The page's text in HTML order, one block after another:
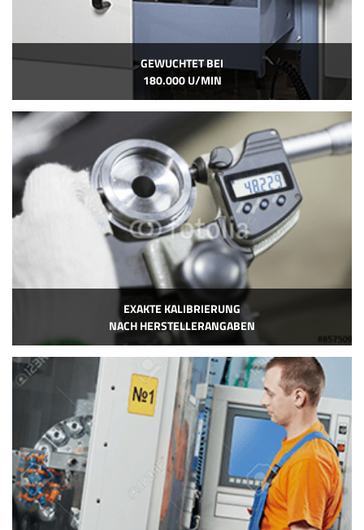
GEWUCHTET BEI
180.000 U/MIN
EXAKTE KALIBRIERUNG
NACH HERSTELLERANGABEN